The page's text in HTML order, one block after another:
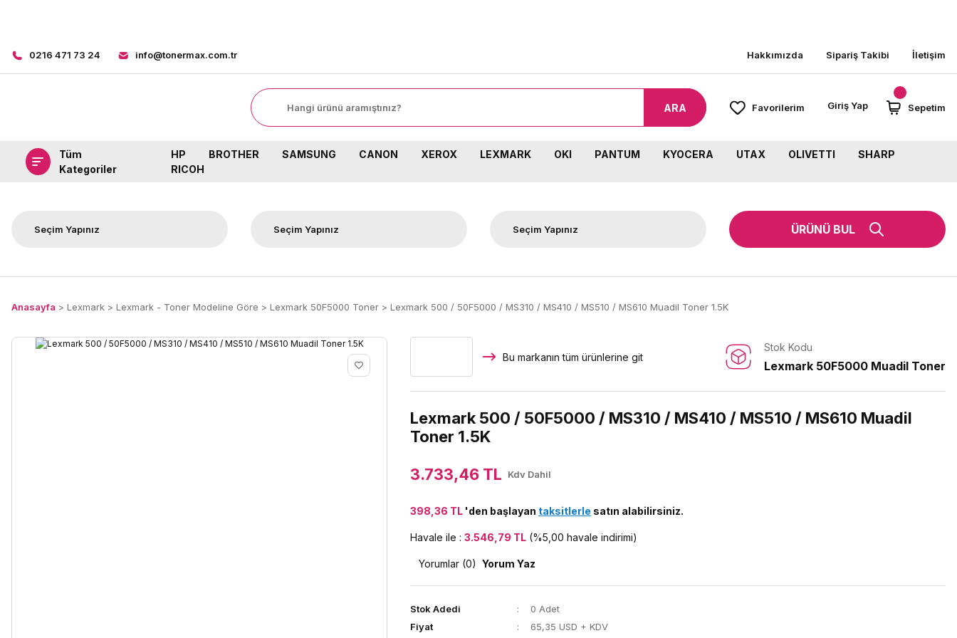
0216 471 73 24 info@tonermax.com.tr Hakkımızda Sipariş Takibi İletişim
ARA Favorilerim Giriş Yap Sepetim
Tüm
Kategoriler
HP BROTHER SAMSUNG CANON XEROX LEXMARK OKI PANTUM KYOCERA UTAX OLIVETTI
SHARP
RICOH
ÜRÜNÜ BUL
Anasayfa Lexmark Lexmark - Toner Modeline Göre Lexmark 50F5000 Toner Lexmark 500 / 50F5000 / MS310 / MS410 / MS510 / MS610 Muadil Toner 1.5K
Bu markanın tüm ürünlerine git
Stok Kodu
Lexmark 50F5000 Muadil Toner
Lexmark 500 / 50F5000 / MS310 / MS410 / MS510 / MS610 Muadil
Toner 1.5K
3.733,46 TL Kdv Dahil
398,36 TL 'den başlayan taksitlerle satın alabilirsiniz.
Havale ile : 3.546,79 TL (%5,00 havale indirimi)
Yorumlar (0) Yorum Yaz
Stok Adedi
0 Adet
Fiyat
65,35 USD + KDV